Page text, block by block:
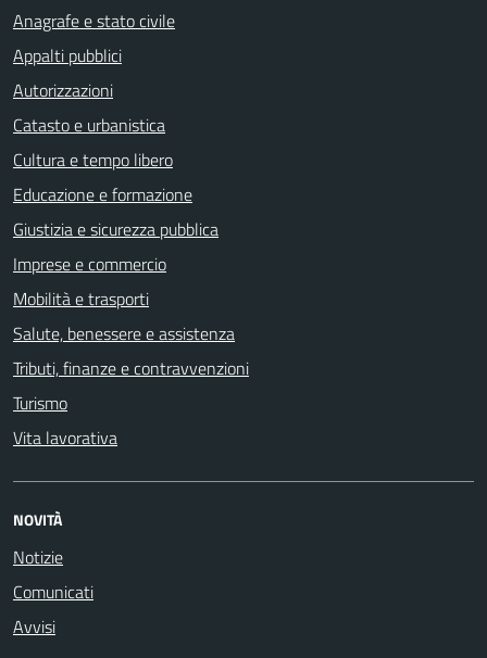
Anagrafe e stato civile
Appalti pubblici
Autorizzazioni
Catasto e urbanistica
Cultura e tempo libero
Educazione e formazione
Giustizia e sicurezza pubblica
Imprese e commercio
Mobilità e trasporti
Salute, benessere e assistenza
Tributi, finanze e contravvenzioni
Turismo
Vita lavorativa
NOVITÀ
Notizie
Comunicati
Avvisi